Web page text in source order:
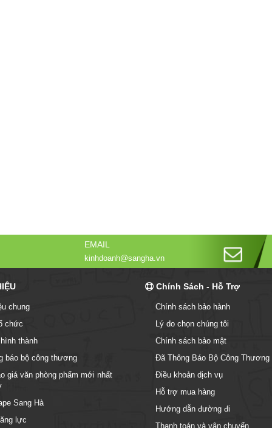
EMAIL
kinhdoanh@sangha.vn
chung
chức
thành
báo bộ công thương
giá văn phòng phẩm mới nhất
Sang Hà
lực
Chính Sách - Hỗ Trợ
Chính sách bảo hành
Lý do chọn chúng tôi
Chính sách bảo mật
Đã Thông Báo Bộ Công Thương
Điều khoản dịch vụ
Hỗ trợ mua hàng
Hướng dẫn đường đi
Thanh toán và vận chuyển